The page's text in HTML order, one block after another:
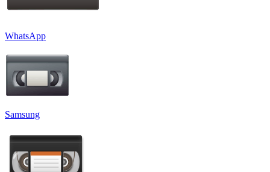
WhatsApp
Samsung